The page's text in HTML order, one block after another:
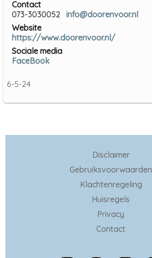
Contact
073-3030052 info@doorenvoor.nl
Website
https://www.doorenvoor.nl/
Sociale media
FaceBook
6-5-24
Disclaimer
Gebruiksvoorwaarden
Klachtenregeling
Huisregels
Privacy
Contact